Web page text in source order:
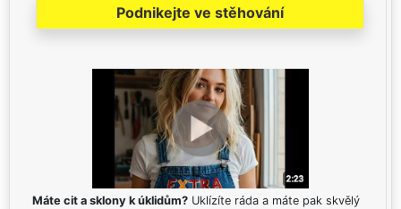
Podnikejte ve stěhování
Máte cit a sklony k úklidům? Uklízíte ráda a máte pak skvělý